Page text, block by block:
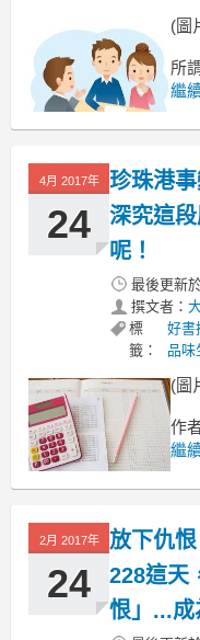
(圖
所
其
對
繼
4月 2017年
24
珍珠港
深究這
呢！
最後更新
撰文者：
標
籤：
好書
品味
(圖
作
陷
繼
2月 2017年
24
放下仇
228這天
恨」...成